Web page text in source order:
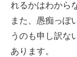
れるかはわから
また、愚痴っぽ
うのも申し訳
あります。